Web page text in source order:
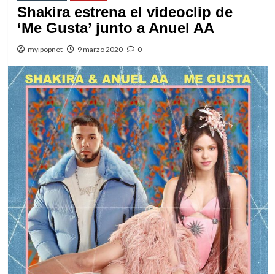
Shakira estrena el videoclip de
‘Me Gusta’ junto a Anuel AA
myipopnet 9 marzo 2020 0